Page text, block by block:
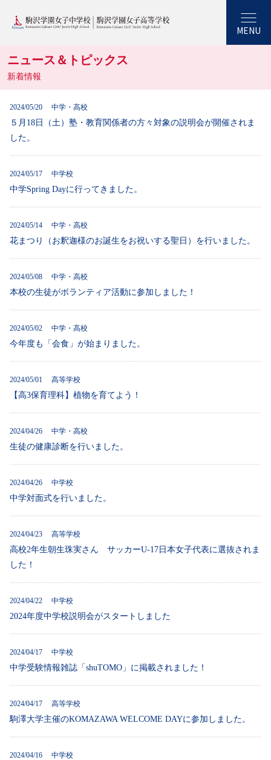
MENU
ニュース＆トピックス
新着情報
2024/05/20 中学・高校
５月18日（土）塾・教育関係者の方々対象の説明会が開催されま
した。
2024/05/17 中学校
中学Spring Dayに行ってきました。
2024/05/14 中学・高校
花まつり（お釈迦様のお誕生をお祝いする聖日）を行いました。
2024/05/08 中学・高校
本校の生徒がボランティア活動に参加しました！
2024/05/02 中学・高校
今年度も「会食」が始まりました。
2024/05/01 高等学校
【高3保育理科】植物を育てよう！
2024/04/26 中学・高校
生徒の健康診断を行いました。
2024/04/26 中学校
中学対面式を行いました。
2024/04/23 高等学校
高校2年生朝生珠実さん サッカーU-17日本女子代表に選抜されま
した！
2024/04/22 中学校
2024年度中学校説明会がスタートしました
2024/04/17 中学校
中学受験情報雑誌「shuTOMO」に掲載されました！
2024/04/17 高等学校
駒澤大学主催のKOMAZAWA WELCOME DAYに参加しました。
2024/04/16 中学校